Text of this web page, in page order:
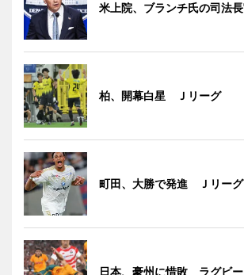
米上院、ブランチ氏の司法
柏、開幕白星 Ｊリーグ
町田、大勝で発進 Ｊリーグ
日本、豪州に惜敗 ラグビー